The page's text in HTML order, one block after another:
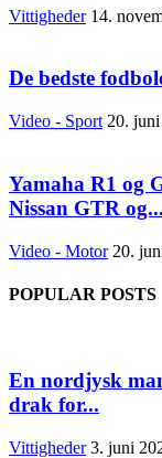
Vittigheder 14.
De bedste
Video - Sport 20.
Yamaha R1 og
Nissan GTR og...
Video - Motor 20.
POPULAR POSTS
En nordjysk
drak for...
Vittigheder 3. juni